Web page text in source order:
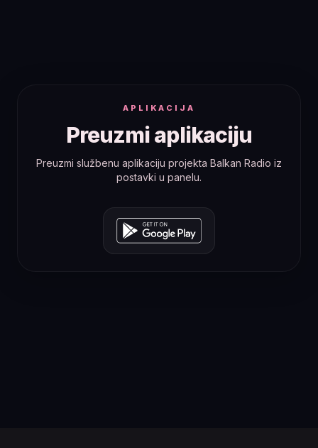
APLIKACIJA
Preuzmi aplikaciju
Preuzmi službenu aplikaciju projekta Balkan Radio iz
postavki u panelu.